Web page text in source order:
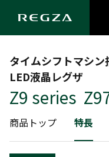
タイムシフトマシ
LED液晶レグザ
Z9 series
商品トップ 特長